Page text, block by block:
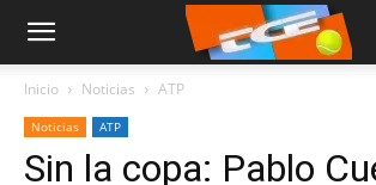
Inicio Noticias ATP
Noticias ATP
Sin la copa: Pablo